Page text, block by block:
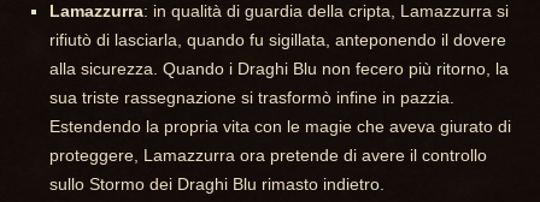
Lamazzurra: in qualità di guardia della cripta, Lamazzurra si
rifiutò di lasciarla, quando fu sigillata, anteponendo il dovere
alla sicurezza. Quando i Draghi Blu non fecero più ritorno, la
sua triste rassegnazione si trasformò infine in pazzia.
Estendendo la propria vita con le magie che aveva giurato di
proteggere, Lamazzurra ora pretende di avere il controllo
sullo Stormo dei Draghi Blu rimasto indietro.